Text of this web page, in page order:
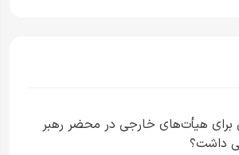
برای هیأت‌های خارجی در محضر رهبر
داشت؟